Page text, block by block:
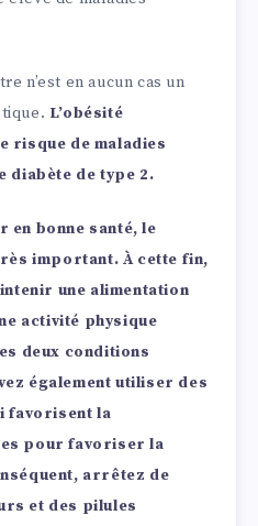
n’est en aucun cas un
L’obésité
risque de maladies
diabète de type 2.
en bonne santé, le
important. À cette fin,
une alimentation
activité physique
deux conditions
également utiliser des
favorisent la
pour favoriser la
arrêtez de
et des pilules